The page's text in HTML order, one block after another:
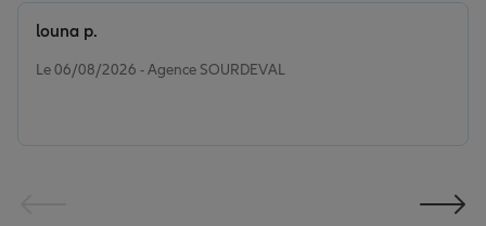
Le 06/08/2026 - Agence SOURDEVAL
louna p.